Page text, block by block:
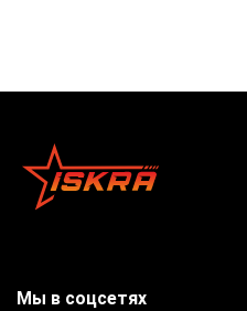
Мы в соцсетях